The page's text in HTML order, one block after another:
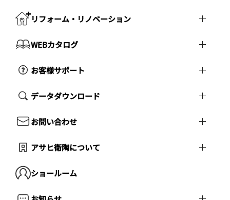
リフォーム・リノベーション
WEBカタログ
お客様サポート
データダウンロード
お問い合わせ
アサヒ衛陶について
ショールーム